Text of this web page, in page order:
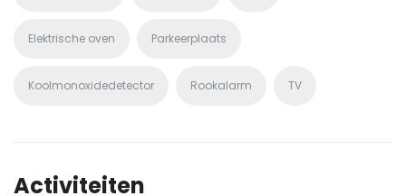
Elektrische oven Parkeerplaats
Koolmonoxidedetector Rookalarm TV
Activiteiten